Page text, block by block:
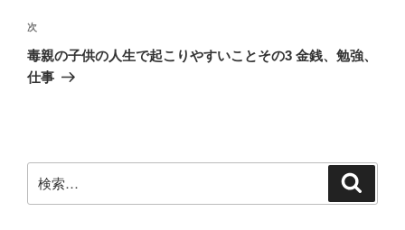
ゲ
ー
シ
次
の
投
次
毒親の子供の人生で起こりやすいことその3 金銭、勉強、
仕事
索: